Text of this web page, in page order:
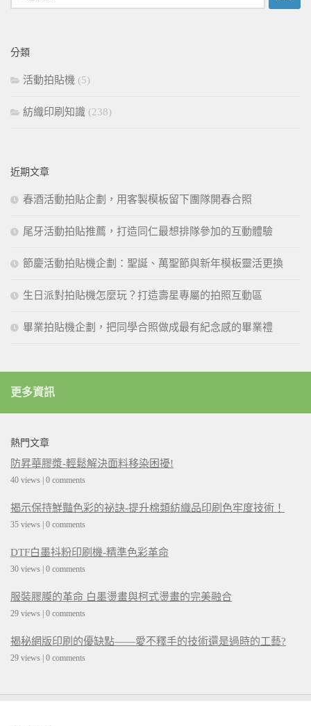
尋
字:
分類
活動拍貼機 (5)
紡織印刷知識 (238)
近期文章
春酒活動拍貼企劃，用客製模板留下團隊開春合照
尾牙活動拍貼推薦，打造同仁最想排隊參加的互動體驗
節慶活動拍貼機企劃：聖誕、萬聖節與新年模板靈活更換
生日派對拍貼機怎麼玩？打造壽星專屬的拍照互動區
畢業拍貼機企劃，把同學合照做成最有紀念感的畢業禮
更多資訊
熱門文章
防昇華膠漿-輕鬆解決面料移染困擾!
40 views | 0 comments
揭示保持鮮豔色彩的祕訣-提升棉類紡織品印刷色牢度技術！
35 views | 0 comments
DTF白墨抖粉印刷機-精準色彩革命
30 views | 0 comments
服裝膠膜的革命 白墨燙畫與柯式燙畫的完美融合
29 views | 0 comments
揭秘網版印刷的優缺點——愛不釋手的技術還是過時的工藝?
29 views | 0 comments